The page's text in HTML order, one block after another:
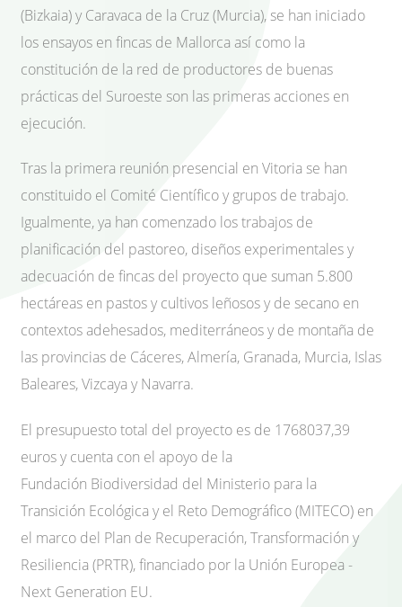
(Bizkaia) y Caravaca de la Cruz (Murcia), se han iniciado
los ensayos en fincas de Mallorca así como la
constitución de la red de productores de buenas
prácticas del Suroeste son las primeras acciones en
ejecución.
Tras la primera reunión presencial en Vitoria se han
constituido el Comité Científico y grupos de trabajo.
Igualmente, ya han comenzado los trabajos de
planificación del pastoreo, diseños experimentales y
adecuación de fincas del proyecto que suman 5.800
hectáreas en pastos y cultivos leñosos y de secano en
contextos adehesados, mediterráneos y de montaña de
las provincias de Cáceres, Almería, Granada, Murcia, Islas
Baleares, Vizcaya y Navarra.
El presupuesto total del proyecto es de 1768037,39
euros y cuenta con el apoyo de la
Fundación Biodiversidad del Ministerio para la
Transición Ecológica y el Reto Demográfico (MITECO) en
el marco del Plan de Recuperación, Transformación y
Resiliencia (PRTR), financiado por la Unión Europea -
Next Generation EU.